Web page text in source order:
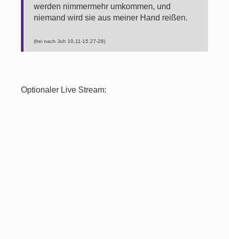
werden nimmermehr umkommen, und
niemand wird sie aus meiner Hand reißen.
(frei nach Joh 10,11-15.27-28)
Optionaler Live Stream: